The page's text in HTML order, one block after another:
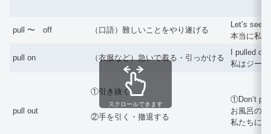
pull 〜 off （口語）難しいことをやり遂げる
Let’s see
本当に私
pull on （衣服など）急いで着る・引っかける
I pulled on
私はジー
pull out
①引き抜く
②手を引く・撤退する
①Don’t
お風呂の
私たちに
スクロールできます